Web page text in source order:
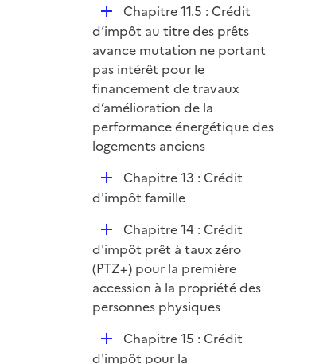
D
é
p
l
i
e
r
Chapitre 11.5 : Crédit
d’impôt au titre des prêts
avance mutation ne portant
pas intérêt pour le
financement de travaux
d’amélioration de la
performance énergétique des
logements anciens
D
é
i
e
r
Chapitre 13 : Crédit
d'impôt famille
D
é
p
l
i
Chapitre 14 : Crédit
d'impôt prêt à taux zéro
(PTZ+) pour la première
accession à la propriété des
personnes physiques
D
é
Chapitre 15 : Crédit
d'impôt pour la